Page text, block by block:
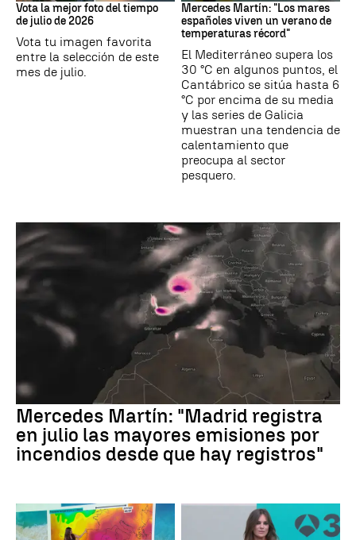
Vota la mejor foto del tiempo
de julio de 2026
Vota tu imagen favorita
entre la selección de este
mes de julio.
Mercedes Martín: "Los mares
españoles viven un verano de
temperaturas récord"
El Mediterráneo supera los
30 °C en algunos puntos, el
Cantábrico se sitúa hasta 6
°C por encima de su media
y las series de Galicia
muestran una tendencia de
calentamiento que
preocupa al sector
pesquero.
Mercedes Martín: "Madrid registra
en julio las mayores emisiones por
incendios desde que hay registros"